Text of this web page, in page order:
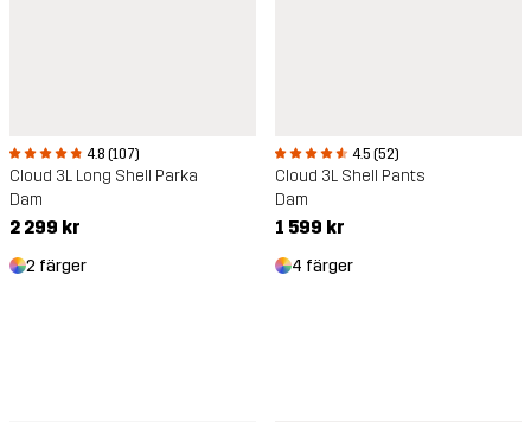
4.8 (107)
Cloud 3L Long Shell Parka
Dam
2 299 kr
2 färger
4.5 (52)
Cloud 3L Shell Pants
Dam
1 599 kr
4 färger